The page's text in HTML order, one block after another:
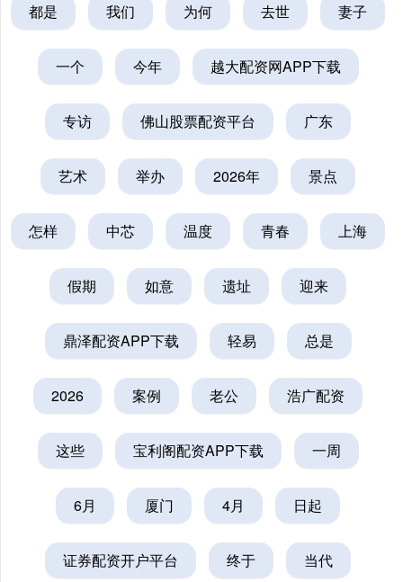
都是 我们 为何 去世 妻子
一个 今年 越大配资网APP下载
专访 佛山股票配资平台 广东
艺术 举办 2026年 景点
怎样 中芯 温度 青春 上海
假期 如意 遗址 迎来
鼎泽配资APP下载 轻易 总是
2026 案例 老公 浩广配资
这些 宝利阁配资APP下载 一周
6月 厦门 4月 日起
证券配资开户平台 终于 当代